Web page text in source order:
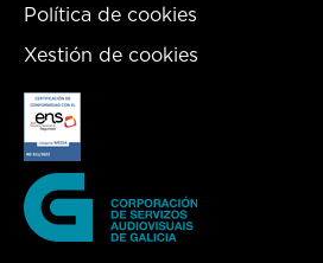
Política de cookies
Xestión de cookies